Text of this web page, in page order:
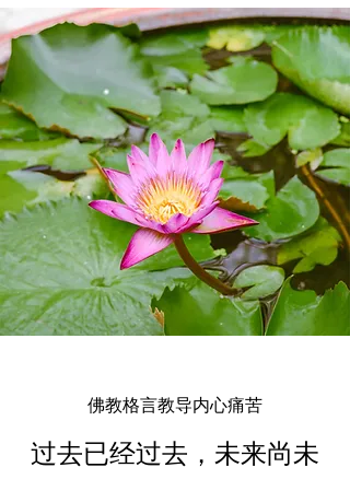
佛教格言教导内心痛苦
过去已经过去，未来尚未